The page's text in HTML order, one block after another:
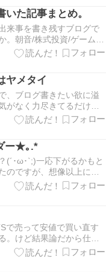
さえ精神的に落ち着かな
た記事まとめ。
来事を書き残すブログで
。朝音/株式投資/ゲーム/
万で2023年中に300万を
トレ練習日誌は元手20万
うに行っています。書…
ヤメタイ
、ブログ書きたい欲に溢
がなく力尽きてるだけの
なんやかんや、最近見て
ゃるようだし…あれ、い
難しくとも、数日空けな
ー★｡.*
(´･ω･`;)一応下がるかもと
のですが、想像以上に下
(ﾟ´ω`ﾟ)ﾟ｡なんだよぉぉ三
ないままPTS即売りで良
す…いや、知…
で売って安値で買い直す
。けど結果論だから仕方
算良かった事には違いな
った値段より上なんだか